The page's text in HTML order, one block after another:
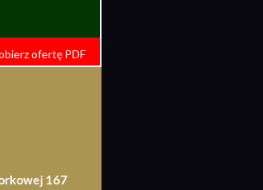
ofertę PDF
167